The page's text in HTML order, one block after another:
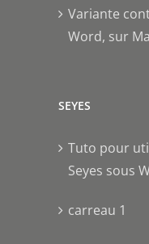
Variante
Word, sur
SEYES
Tuto pour
Seyes sous
carreau 1